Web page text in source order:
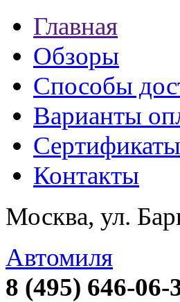
Главная
Обзоры
Способы
Варианты
Сертификаты
Контакты
Москва, ул.
Автомиля
8 (495) 646-06-